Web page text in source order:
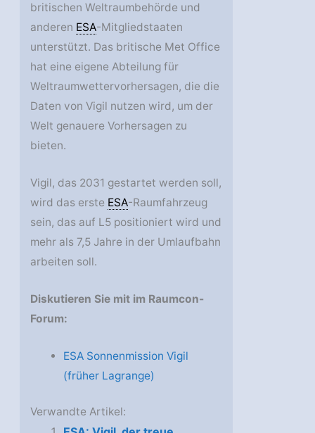
britischen Weltraumbehörde und
anderen ESA-Mitgliedstaaten
unterstützt. Das britische Met Office
hat eine eigene Abteilung für
Weltraumwettervorhersagen, die die
Daten von Vigil nutzen wird, um der
Welt genauere Vorhersagen zu
bieten.
Vigil, das 2031 gestartet werden soll,
wird das erste ESA-Raumfahrzeug
sein, das auf L5 positioniert wird und
mehr als 7,5 Jahre in der Umlaufbahn
arbeiten soll.
Diskutieren Sie mit im Raumcon-
Forum:
ESA Sonnenmission Vigil
(früher Lagrange)
Verwandte Artikel: